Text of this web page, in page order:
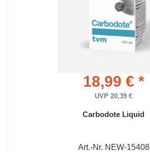
18,99 € *
UVP 20,39 €
Carbodote Liquid
Art.-Nr. NEW-15408